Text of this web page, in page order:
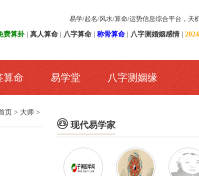
易学/起名/风水/算命/运势信息综合平台，天
费算卦| 真人算命 八字算命 称骨算命 八字测婚姻感情
算命 易学堂 八字测姻缘
页 > 大师 >
 现代易学家